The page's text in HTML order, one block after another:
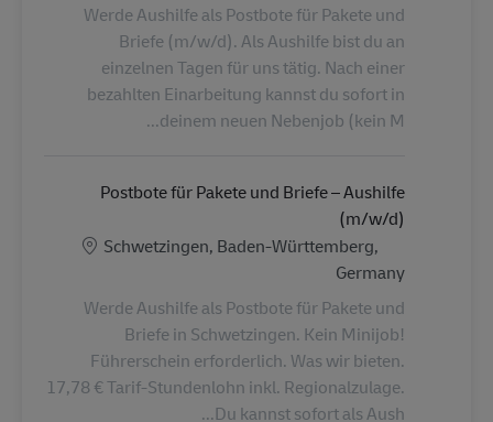
Werde Aushilfe als Postbote für Pakete und
Briefe (m/w/d). Als Aushilfe bist du an
einzelnen Tagen für uns tätig. Nach einer
bezahlten Einarbeitung kannst du sofort in
deinem neuen Nebenjob (kein M...
Postbote für Pakete und Briefe – Aushilfe
(m/w/d)
الموقع
Schwetzingen, Baden-Württemberg,
Germany
Werde Aushilfe als Postbote für Pakete und
Briefe in Schwetzingen. Kein Minijob!
Führerschein erforderlich. Was wir bieten.
17,78 € Tarif-Stundenlohn inkl. Regionalzulage.
Du kannst sofort als Aush...